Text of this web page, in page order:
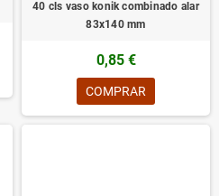
40 cls vaso konik combinado alar
83x140 mm
0,85 €
COMPRAR